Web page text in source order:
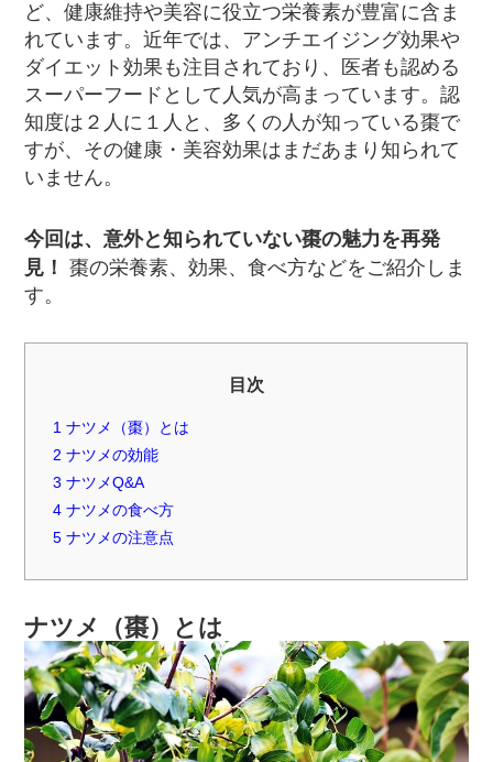
ど、健康維持や美容に役立つ栄養素が豊富に含ま
れています。近年では、アンチエイジング効果や
ダイエット効果も注目されており、医者も認める
スーパーフードとして人気が高まっています。認
知度は２人に１人と、多くの人が知っている棗で
すが、その健康・美容効果はまだあまり知られて
いません。
今回は、意外と知られていない棗の魅力を再発
見！ 棗の栄養素、効果、食べ方などをご紹介しま
す。
目次
1 ナツメ（棗）とは
2 ナツメの効能
3 ナツメQ&A
4 ナツメの食べ方
5 ナツメの注意点
ナツメ（棗）とは